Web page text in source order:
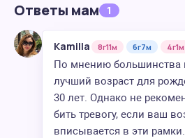
Ответы мам 1
Kamilla 8г11м 6г7м 4г1м
По мнению большинства
лучший возраст для
30 лет. Однако не
бить тревогу, если ваш
вписывается в эти